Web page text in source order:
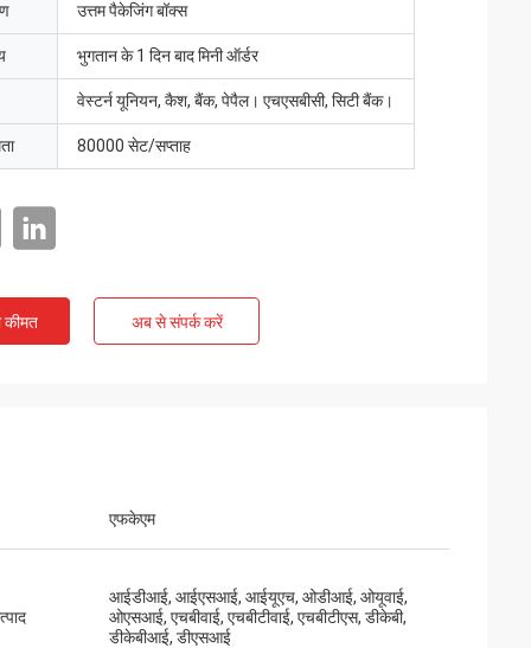
उत्तम पैकेजिंग बॉक्स
भुगतान के 1 दिन बाद मिनी ऑर्डर
वेस्टर्न यूनियन, कैश, बैंक, पेपैल। एचएसबीसी, सिटी बैंक।
80000 सेट/सप्ताह
कीमत अब से संपर्क करें
एफकेएम
आईडीआई, आईएसआई, आईयूएच, ओडीआई, ओयूवाई,
ओएसआई, एचबीवाई, एचबीटीवाई, एचबीटीएस, डीकेबी,
डीकेबीआई, डीएसआई